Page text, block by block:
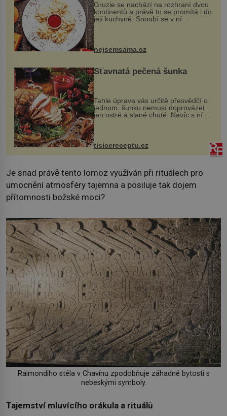
Gruzie se nachází na rozhraní dvou
kontinentů a právě to se promítá i do
její kuchyně. Snoubí se v ní
evropské a asijské chutě a díky tomu
vznikají rozmanité a chuťově bohaté
pokrmy, které rozhodně st...
nejsemsama.cz
Šťavnatá pečená šunka
Tahle úprava vás určitě přesvědčí o
jednom: šunku nemusí doprovázet
jen ostré a slané chutě. Navíc s ní
nakrmíte poměrně hodně hladových
krků. Ingredience sádlo 3 kg šunky
vcelku 3 stroužky česneku hl...
tisicereceptu.cz
Je snad právě tento lomoz využíván při rituálech pro
umocnění atmosféry tajemna a posiluje tak dojem
přítomnosti božské moci?
Raimondiho stéla v Chavínu zpodobňuje záhadné bytosti s
nebeskými symboly.
Tajemství mluvícího orákula a rituálů